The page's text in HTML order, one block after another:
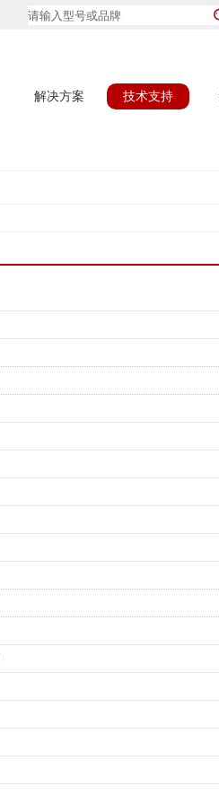
解决方案 技术支持